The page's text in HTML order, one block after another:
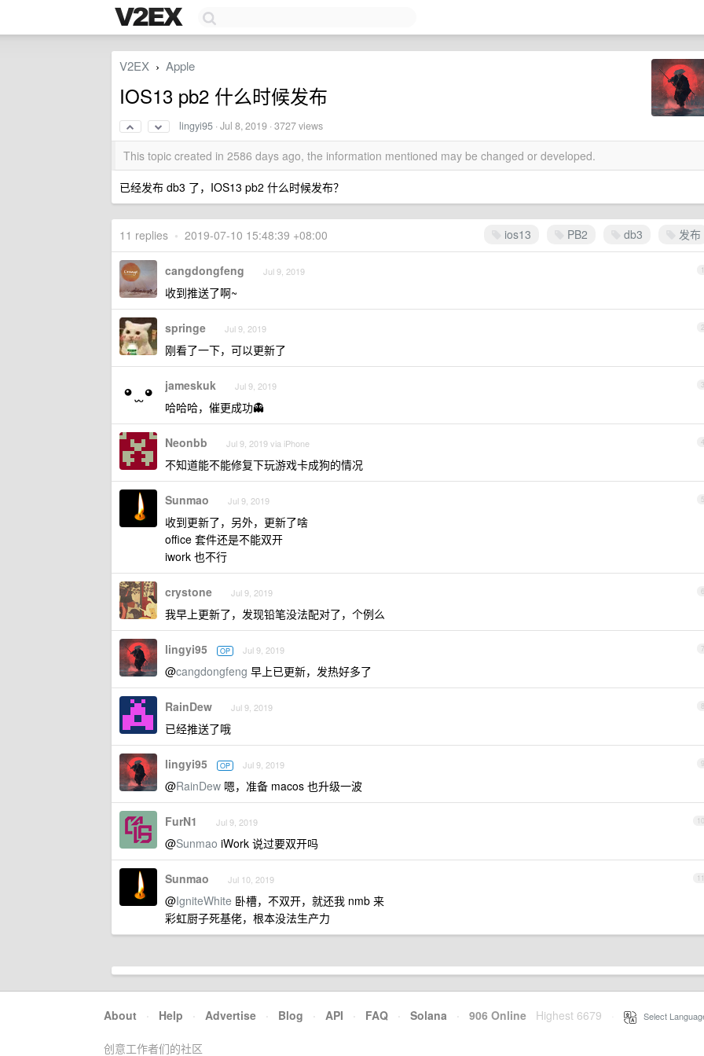
V2EX › Apple
IOS13 pb2 什么时候发布
lingyi95 ·Jul 8, 2019 · 3727 views
This topic created in 2586 days ago, the information mentioned may be changed or developed.
已经发布 db3 了，IOS13 pb2 什么时候发布？
ios13 PB2 db3 发布
11 replies • 2019-07-10 15:48:39 +08:00
1
cangdongfeng Jul 9, 2019
收到推送了啊~
2
springe Jul 9, 2019
刚看了一下，可以更新了
3
jameskuk Jul 9, 2019
哈哈哈，催更成功👻
4
Neonbb Jul 9, 2019 via iPhone
不知道能不能修复下玩游戏卡成狗的情况
5
Sunmao Jul 9, 2019
收到更新了，另外，更新了啥
office 套件还是不能双开
iwork 也不行
6
crystone Jul 9, 2019
我早上更新了，发现铅笔没法配对了，个例么
7
lingyi95 OP Jul 9, 2019
@cangdongfeng 早上已更新，发热好多了
8
RainDew Jul 9, 2019
已经推送了哦
9
lingyi95 OP Jul 9, 2019
@RainDew 嗯，准备 macos 也升级一波
10
FurN1 Jul 9, 2019
@Sunmao iWork 说过要双开吗
11
Sunmao Jul 10, 2019
@IgniteWhite 卧槽，不双开，就还我 nmb 来
彩虹厨子死基佬，根本没法生产力
About · Help · Advertise · Blog · API · FAQ · Solana · 906 Online Highest 6679 Select
创意工作者们的社区